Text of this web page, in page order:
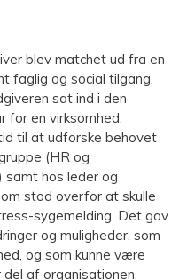
blev matchet ud fra en
faglig og social tilgang.
sat ind i den
for en virksomhed.
til at udforske behovet
(HR og
hos leder og
stod overfor at skulle
sygemelding. Det gav
og muligheder, som
og som kunne være
af organisationen.